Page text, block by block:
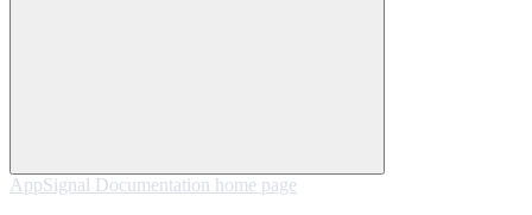
AppSignal Documentation home page